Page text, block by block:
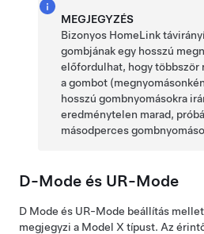
MEGJEGYZÉS
Bizonyos HomeLink
gombjának egy hosszú
előfordulhat, hogy többször
a gombot
hosszú gombnyomásokra
eredménytelen marad,
másodperces
D-Mode és UR-Mode
D Mode és UR-Mode beállítás
megjegyzi a Model X típust. Az